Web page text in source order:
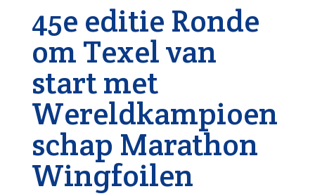
45e editie Ronde
om Texel van
start met
Wereldkampioen
schap Marathon
Wingfoilen